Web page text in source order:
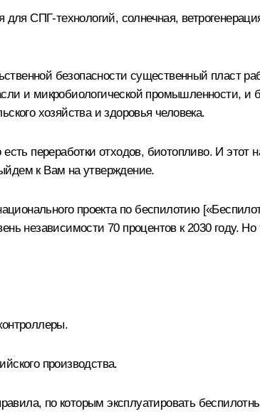
СПГ-технологий, солнечная,
безопасности существенный пласт
и микробиологической промышленности, и
хозяйства и здоровья человека.
переработки отходов, биотопливо. И
к Вам на утверждение.
проекта по беспилотию
независимости 70 процентов к 2030 году.
производства.
по которым эксплуатировать